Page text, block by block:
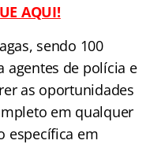
AQUI!
sendo 100
agentes de polícia e
as oportunidades
em qualquer
específica em